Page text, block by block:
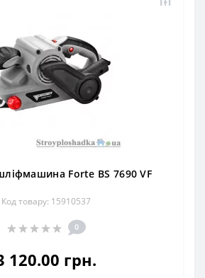
Forte BS 7690 VF
Код товару: 15910537
0
120.00 грн.